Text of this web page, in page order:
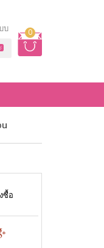
0
บ
ซื้อ